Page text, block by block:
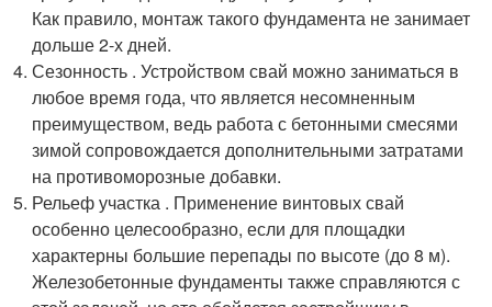
Как правило, монтаж такого фундамента не занимает
дольше 2-х дней.
Сезонность . Устройством свай можно заниматься в
любое время года, что является несомненным
преимуществом, ведь работа с бетонными смесями
зимой сопровождается дополнительными затратами
на противоморозные добавки.
Рельеф участка . Применение винтовых свай
особенно целесообразно, если для площадки
характерны большие перепады по высоте (до 8 м).
Железобетонные фундаменты также справляются с